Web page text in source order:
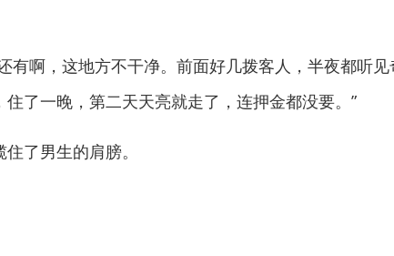
啊，这地方不干净。前面好几拨客人，半夜都听见
了一晚，第二天天亮就走了，连押金都没要。”
了男生的肩膀。